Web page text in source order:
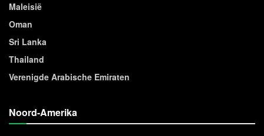
Maleisië
Oman
Sri Lanka
Thailand
Verenigde Arabische Emiraten
Noord-Amerika